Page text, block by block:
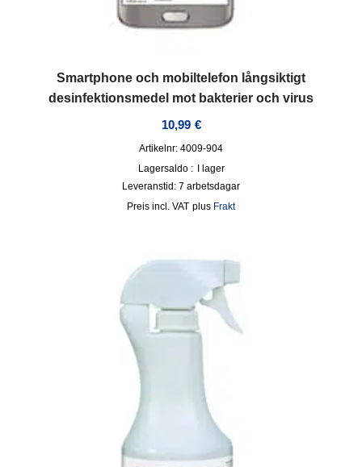
Smartphone och mobiltelefon långsiktigt
desinfektionsmedel mot bakterier och virus
10,99 €
Artikelnr: 4009-904
Lagersaldo :
I lager
Leveranstid: 7 arbetsdagar
incl. VAT plus Frakt